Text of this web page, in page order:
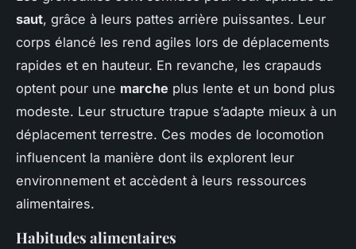
saut, grâce à leurs pattes arrière puissantes. Leur
corps élancé les rend agiles lors de déplacements
rapides et en hauteur. En revanche, les crapauds
optent pour une marche plus lente et un bond plus
modeste. Leur structure trapue s’adapte mieux à un
déplacement terrestre. Ces modes de locomotion
influencent la manière dont ils explorent leur
environnement et accèdent à leurs ressources
alimentaires.
Habitudes alimentaires